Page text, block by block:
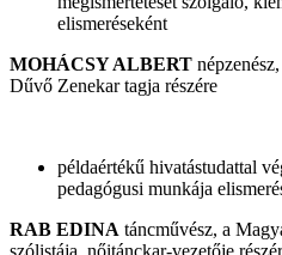
elismeréseként
MOHÁCSY ALBERT
Dűvő Zenekar tagja részére
példaértékű hivatástudattal
pedagógusi munkája
RAB EDINA táncművész, a